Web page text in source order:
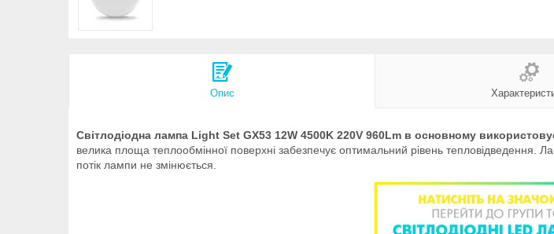
Опис
Світлодіодна лампа Light Set GX53 12W 4500K 220V 960Lm в основному
велика площа теплообмінної поверхні забезпечує оптимальний рівень
потік лампи не змінюється.